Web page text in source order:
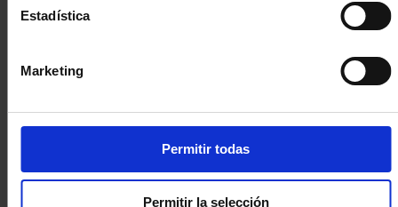
Estadística
Marketing
Permitir todas
Permitir la selección
¿Qué fuentes de información de clientes
existen?